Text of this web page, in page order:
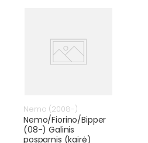
Nemo (2008-)
Nemo/Fiorino/Bipper
(08-) Galinis
posparnis (kairė)